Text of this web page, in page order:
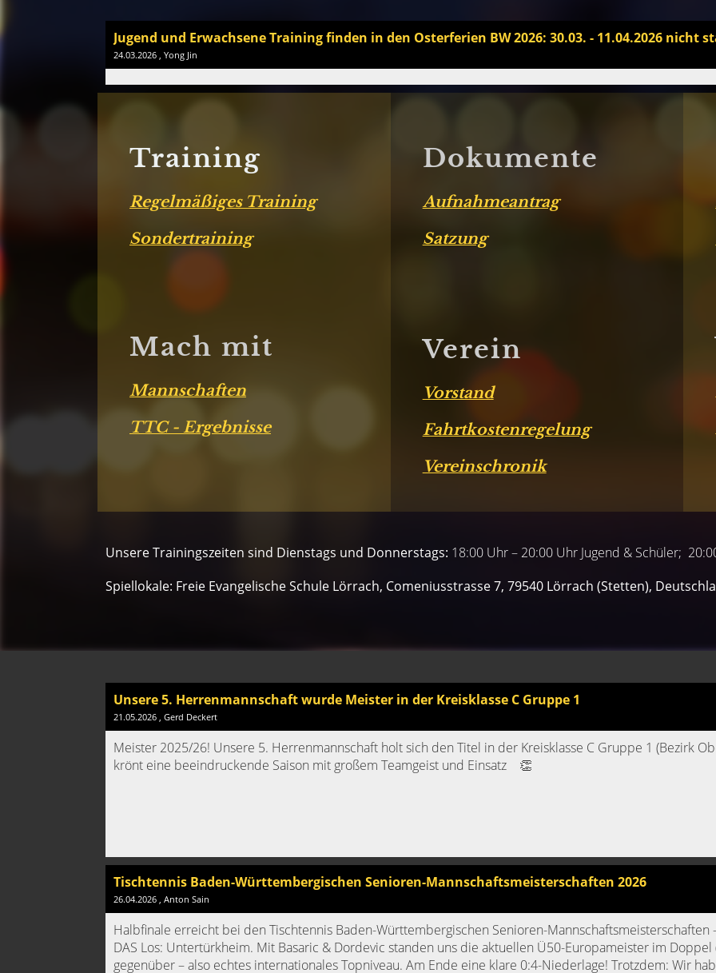
Jugend und Erwachsene Training finden in den Osterferien BW 2026: 30.03. - 11.04.2026 nicht
24.03.2026 , Yong Jin
Training
Regelmäßiges Training
Sondertraining
Mach mit
Mannschaften
TTC - Ergebnisse
Dokumente
Aufnahmeantrag
Satzung
Verein
Vorstand
Fahrtkostenregelung
Vereinschronik
Unsere Trainingszeiten sind Dienstags und Donnerstags: 18:00 Uhr – 20:00 Uhr Jugend & Schüler;
Spiellokale: Freie Evangelische Schule Lörrach, Comeniusstrasse 7, 79540 Lörrach (Stetten),
Unsere 5. Herrenmannschaft wurde Meister in der Kreisklasse C Gruppe 1
21.05.2026 , Gerd Deckert
Meister 2025/26! Unsere 5. Herrenmannschaft holt sich den Titel in der Kreisklasse C Gruppe 1 (Bezirk
krönt eine beeindruckende Saison mit großem Teamgeist und Einsatz 👏
Tischtennis Baden-Württembergischen Senioren-Mannschaftsmeisterschaften 2026
26.04.2026 , Anton Sain
Halbfinale erreicht bei den Tischtennis Baden-Württembergischen Senioren-Mannschaftsmeisterschaften
DAS Los: Untertürkheim. Mit Basaric & Dordevic standen uns die aktuellen Ü50-Europameister im Doppel
gegenüber – also echtes internationales Topniveau. Am Ende eine klare 0:4-Niederlage! Trotzdem: Wir